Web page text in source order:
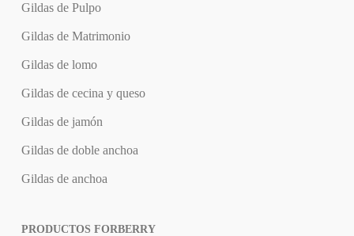
Gildas de Pulpo
Gildas de Matrimonio
Gildas de lomo
Gildas de cecina y queso
Gildas de jamón
Gildas de doble anchoa
Gildas de anchoa
PRODUCTOS FORBERRY